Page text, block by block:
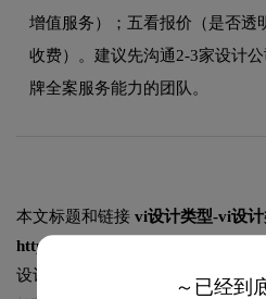
增值服务）；五看报价（是否透
收费）。建议先沟通2-3家设计
牌全案服务能力的团队。
本文标题和链接 vi设计类型-vi设
https://logo9.net/works/4856.html
设计及本链接!
～已经到